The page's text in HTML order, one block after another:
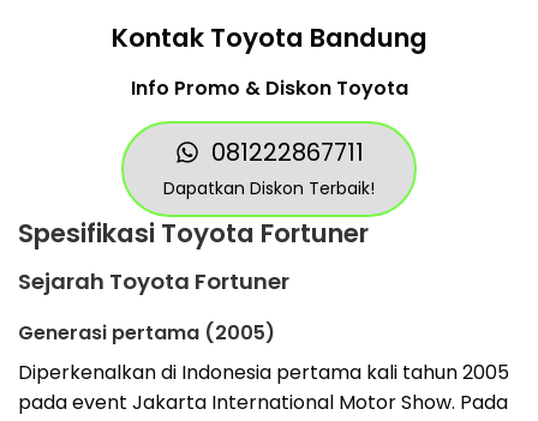
Kontak Toyota Bandung
Info Promo & Diskon Toyota
081222867711
Dapatkan Diskon Terbaik!
Spesifikasi Toyota Fortuner
Sejarah Toyota Fortuner
Generasi pertama (2005)
Diperkenalkan di Indonesia pertama kali tahun 2005
pada event Jakarta International Motor Show. Pada